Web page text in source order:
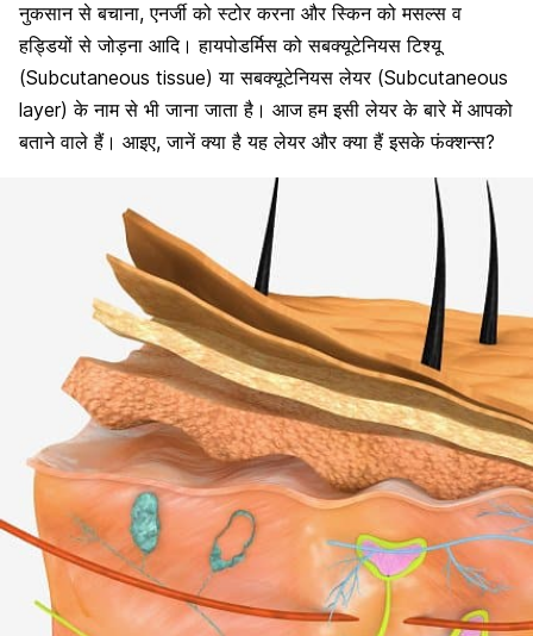
नुकसान से बचाना, एनर्जी को स्टोर करना और स्किन को मसल्स व
हड्डियों से जोड़ना आदि। हायपोडर्मिस को सबक्यूटेनियस टिश्यू
(Subcutaneous tissue) या सबक्यूटेनियस लेयर (Subcutaneous
layer) के नाम से भी जाना जाता है। आज हम इसी लेयर के बारे में आपको
बताने वाले हैं। आइए, जानें क्या है यह लेयर और क्या हैं इसके फंक्शन्स?